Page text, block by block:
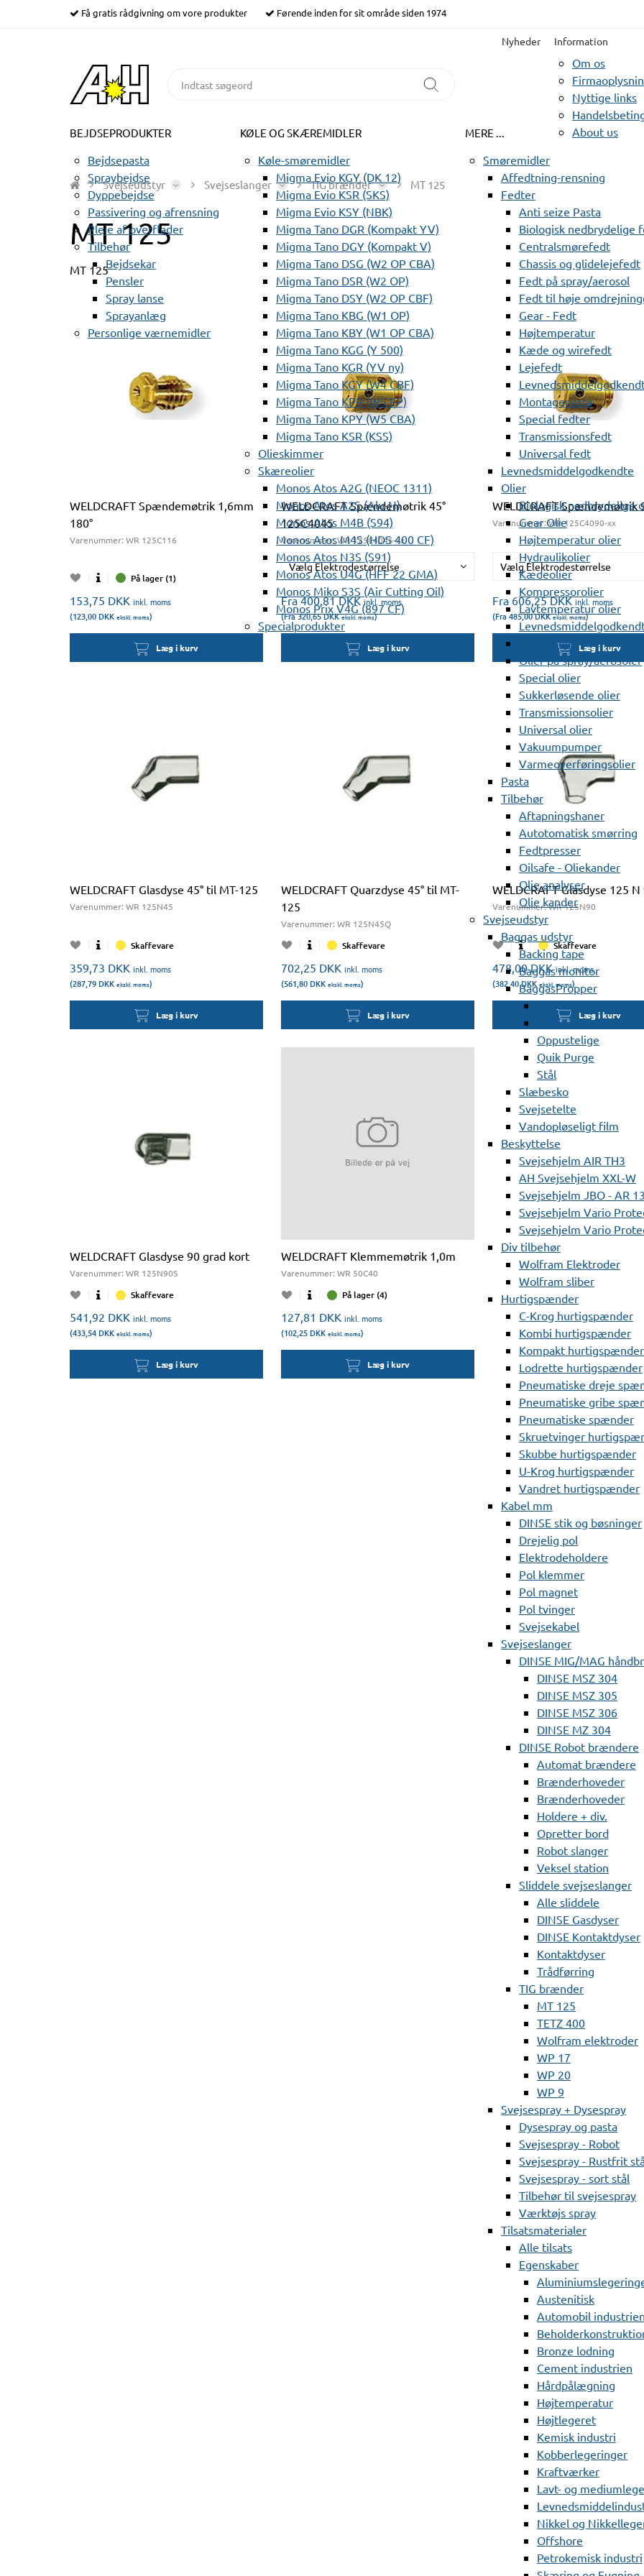
Få gratis rådgivning om vore produkter Førende inden for sit område siden 1974
Nyheder Information
Om os
Nyttige links
About us
BEJDSEPRODUKTER
Bejdsepasta
Spraybejdse
Dyppebejdse
Passivering og afrensning
Pleje af overflader
Tilbehør
Bejdsekar
Pensler
Spray lanse
Sprayanlæg
Personlige værnemidler
KØLE OG SKÆREMIDLER
Køle-smøremidler
Migma Evio KGY (DK 12)
Migma Evio KSR (SKS)
Migma Evio KSY (NBK)
Migma Tano DGR (Kompakt YV)
Migma Tano DGY (Kompakt V)
Migma Tano DSG (W2 OP CBA)
Migma Tano DSR (W2 OP)
Migma Tano DSY (W2 OP CBF)
Migma Tano KBG (W1 OP)
Migma Tano KBY (W1 OP CBA)
Migma Tano KGG (Y 500)
Migma Tano KGR (YV ny)
Migma Tano KGY (W4 CBF)
Migma Tano KPR (W5 EP)
Migma Tano KPY (W5 CBA)
Migma Tano KSR (KSS)
Olieskimmer
Skæreolier
Monos Atos A2G (NEOC 1311)
Monos Atos A2S (Alu-N)
Monos Atos M4B (S94)
Monos Atos M4S (HDS 400 CF)
Monos Atos N3S (S91)
Monos Atos U4G (HFF 22 GMA)
Monos Miko S3S (Air Cutting Oil)
Monos Prix V4G (897 CF)
Specialprodukter
MERE ...
Smøremidler
Affedtning-rensning
Fedter
Anti seize Pasta
Biologisk nedbrydelige
Centralsmørefedt
Chassis og glidelejefedt
Fedt på spray/aerosol
Fedt til høje
Gear - Fedt
Højtemperatur
Kæde og wirefedt
Lejefedt
Montagepasta
Special fedter
Transmissionsfedt
Universal fedt
Levnedsmiddelgodkendte
Olier
Biologisk nedbrydelige
Gear Olie
Højtemperatur olier
Hydraulikolier
Kædeolier
Kompressorolier
Lavtemperatur olier
Olie til lejer
Olier på spray/aerosoler
Special olier
Sukkerløsende olier
Transmissionsolier
Universal olier
Vakuumpumper
Varmeoverføringsolier
Pasta
Tilbehør
Aftapningshaner
Autotomatisk smørring
Fedtpresser
Oilsafe - Oliekander
Olie analyser
Olie kander
Svejseudstyr
Baggas udstyr
Backing tape
Baggas monitor
BaggasPropper
Aluminium
Nylon
Oppustelige
Quik Purge
Stål
Slæbesko
Svejsetelte
Vandopløseligt film
Beskyttelse
Svejsehjelm AIR TH3
AH Svejsehjelm XXL-W
Svejsehjelm JBO - AR
Svejsehjelm Vario
Svejsehjelm Vario
Div tilbehør
Wolfram Elektroder
Wolfram sliber
Hurtigspænder
C-Krog hurtigspænder
Kombi hurtigspænder
Kompakt hurtigspænder
Lodrette hurtigspænder
Pneumatiske dreje
Pneumatiske gribe
Pneumatiske spænder
Skruetvinger
Skubbe hurtigspænder
U-Krog hurtigspænder
Vandret hurtigspænder
Kabel mm
DINSE stik og bøsninger
Drejelig pol
Elektrodeholdere
Pol klemmer
Pol magnet
Pol tvinger
Svejsekabel
Svejseslanger
DINSE MIG/MAG
DINSE MSZ 304
DINSE MSZ 305
DINSE MSZ 306
DINSE MZ 304
DINSE Robot brændere
Automat brændere
Brænderhoveder
Brænderhoveder
Holdere + div.
Opretter bord
Robot slanger
Veksel station
Sliddele svejseslanger
Alle sliddele
DINSE Gasdyser
DINSE Kontaktdyser
Kontaktdyser
Trådførring
TIG brænder
MT 125
TETZ 400
Wolfram elektroder
WP 17
WP 20
WP 9
Svejsespray + Dysespray
Dysespray og pasta
Svejsespray - Robot
Svejsespray - Rustfrit
Svejsespray - sort stål
Tilbehør til svejsespray
Værktøjs spray
Tilsatsmaterialer
Alle tilsats
Egenskaber
Austenitisk
Automobil industrien
Bronze lodning
Cement industrien
Hårdpålægning
Højtemperatur
Højtlegeret
Kemisk industri
Kobberlegeringer
Kraftværker
Lavt- og
Nikkel og
Offshore
Petrokemisk industri
Svejseudstyr Svejseslanger TIG brænder MT 125
MT 125
MT 125
WELDCRAFT Spændemøtrik 1,6mm
180°
Varenummer: WR 125C116
På lager (1)
153,75 DKK inkl. moms
(123,00 DKK ekskl. moms)
Læg i kurv
WELDCRAFT Spændemøtrik 45°
125C4045
Varenummer:WR 125C4045-xx
Vælg Elektrodestørrelse
Fra 400,81DKK inkl. moms
(Fra 320,65DKK ekskl. moms)
Læg i kurv
WELDCRAFT Spændemøtrik
Varenummer:WR 125C4090-xx
Vælg Elektrodestørrelse
Fra 606,25DKK inkl. moms
(Fra 485,00DKK ekskl. moms)
Læg i kurv
WELDCRAFT Glasdyse 45° til MT-125
Varenummer: WR 125N45
Skaffevare
359,73 DKK inkl. moms
(287,79 DKK ekskl. moms)
Læg i kurv
WELDCRAFT Quarzdyse 45° til MT-
125
Varenummer: WR 125N45Q
Skaffevare
702,25 DKK inkl. moms
(561,80 DKK ekskl. moms)
Læg i kurv
WELDCRAFT Glasdyse 125 N
Varenummer:WR 125N90
Skaffevare
478,00DKK inkl. moms
(382,40DKK ekskl. moms)
Læg i kurv
WELDCRAFT Glasdyse 90 grad kort
Varenummer: WR 125N90S
Skaffevare
541,92 DKK inkl. moms
(433,54 DKK ekskl. moms)
Læg i kurv
WELDCRAFT Klemmemøtrik 1,0m
Varenummer: WR 50C40
På lager (4)
127,81 DKK inkl. moms
(102,25 DKK ekskl. moms)
Læg i kurv